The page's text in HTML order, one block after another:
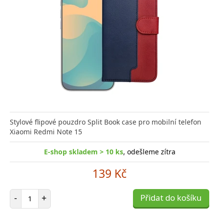
Stylové flipové pouzdro Split Book case pro mobilní telefon
Xiaomi Redmi Note 15
E-shop skladem > 10 ks, odešleme zítra
139 Kč
- Počet položek
+ Přidat do košíku